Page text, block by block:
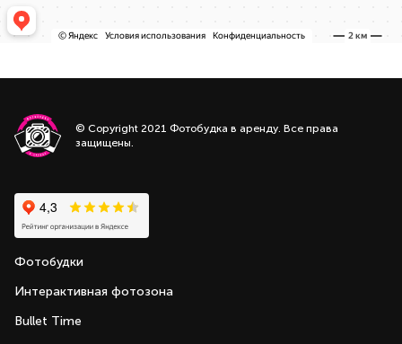
© Copyright 2021 Фотобудка в аренду. Все права
защищены.
Фотобудки
Интерактивная фотозона
Bullet Time